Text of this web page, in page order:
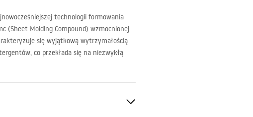
technologii formowania
(Sheet Molding Compound) wzmocnionej
się wyjątkową wytrzymałością
co przekłada się na niezwykłą